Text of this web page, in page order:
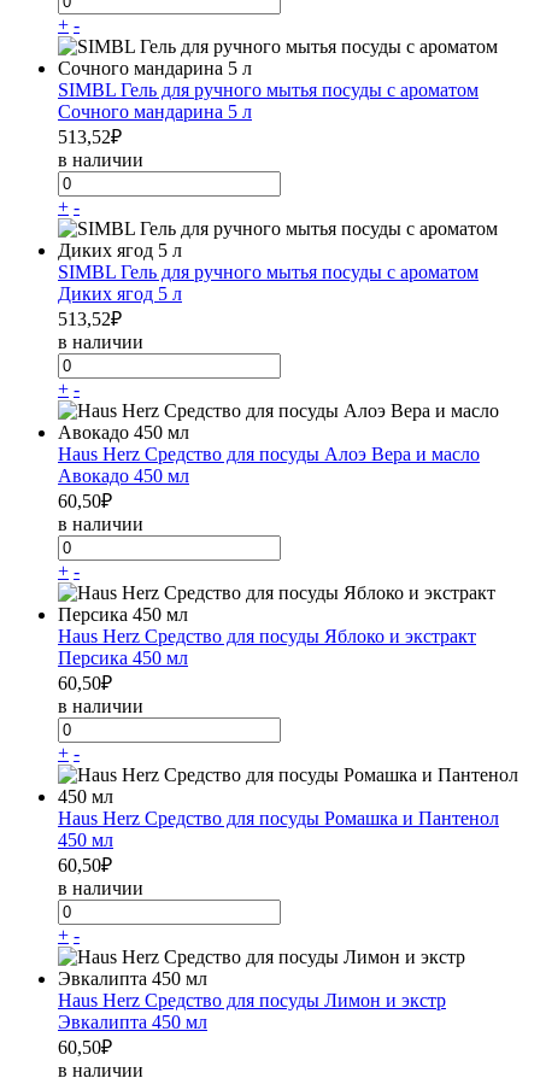
+ -
SIMBL Гель для ручного мытья посуды с ароматом
Сочного мандарина 5 л
513,52₽
в наличии
+ -
SIMBL Гель для ручного мытья посуды с ароматом
Диких ягод 5 л
513,52₽
в наличии
+ -
Haus Herz Средство для посуды Алоэ Вера и масло
Авокадо 450 мл
60,50₽
в наличии
+ -
Haus Herz Средство для посуды Яблоко и экстракт
Персика 450 мл
60,50₽
в наличии
+ -
Haus Herz Средство для посуды Ромашка и Пантенол
450 мл
60,50₽
в наличии
+ -
Haus Herz Средство для посуды Лимон и экстр
Эвкалипта 450 мл
60,50₽
в наличии